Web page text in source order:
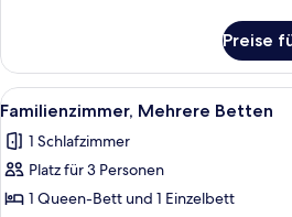
2 Doppelbetten
Preise
Alle
Fotos
für
Familienzimmer,
Mehrere
Ein
5
Familienzimmer, Mehrere Betten
1 Schlafzimmer
Platz für 3 Personen
1 Queen-Bett und 1 Einzelbett